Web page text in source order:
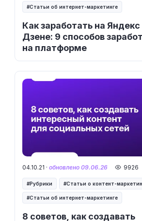
Как заработать на Яндекс
Дзене: 9 способов
на платформе
Статьи об интернет-маркетинге
8 советов, как создавать
04.10.21 · обновлено 09.06.26 9926
Рубрики Статьи о контент-
Статьи об интернет-маркетинге